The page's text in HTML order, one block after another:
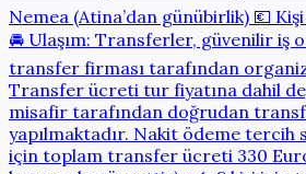
Nemea (Atina’dan günübirlik) 💶 Kişi
🚘 Ulaşım: Transferler, güvenilir iş
transfer firması tarafından
Transfer ücreti tur fiyatına dahil
misafir tarafından doğrudan
yapılmaktadır. Nakit ödeme tercih
için toplam transfer ücreti 330